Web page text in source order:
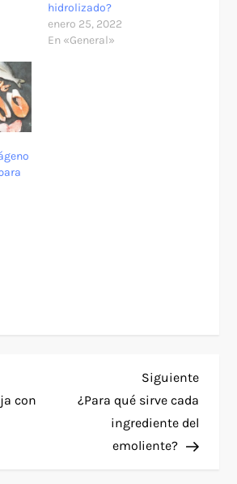
hidrolizado?
enero 25, 2022
En «General»
con
Siguiente
¿Para qué sirve cada
ingrediente del
emoliente?